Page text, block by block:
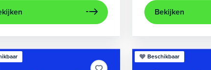
Bekijken
Beschikbaar